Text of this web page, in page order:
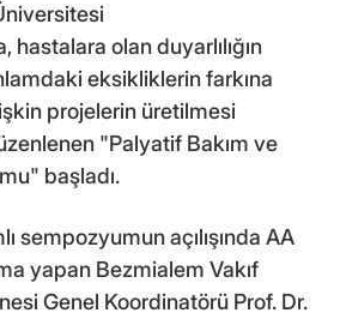
hastalara olan duyarlılığın
eksikliklerin farkına
projelerin üretilmesi
"Palyatif Bakım ve
başladı.
sempozyumun açılışında AA
yapan Bezmialem Vakıf
Genel Koordinatörü Prof. Dr.